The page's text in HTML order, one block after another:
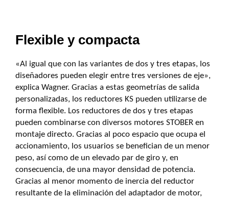
Flexible y compacta
«Al igual que con las variantes de dos y tres etapas, los
diseñadores pueden elegir entre tres versiones de eje»,
explica Wagner. Gracias a estas geometrías de salida
personalizadas, los reductores KS pueden utilizarse de
forma flexible. Los reductores de dos y tres etapas
pueden combinarse con diversos motores STOBER en
montaje directo. Gracias al poco espacio que ocupa el
accionamiento, los usuarios se benefician de un menor
peso, así como de un elevado par de giro y, en
consecuencia, de una mayor densidad de potencia.
Gracias al menor momento de inercia del reductor
resultante de la eliminación del adaptador de motor,